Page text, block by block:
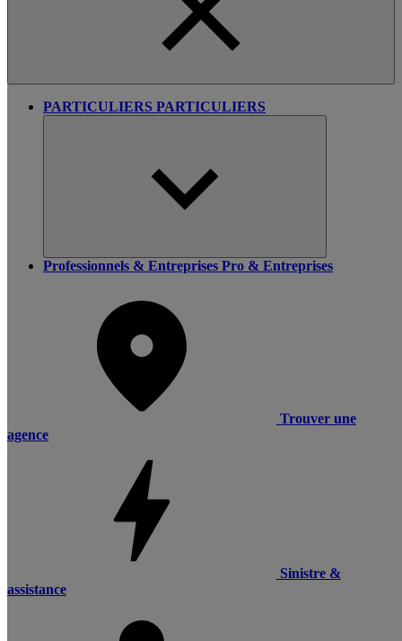
PARTICULIERS PARTICULIERS
Professionnels & Entreprises Pro & Entreprises
Trouver une
agence
Sinistre &
assistance